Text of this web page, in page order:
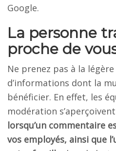
Google.
La personne
proche de
Ne prenez pas à la
d’informations dont la
bénéficier. En effet, les
modération
lorsqu’un commentaire
vos employés, ainsi que